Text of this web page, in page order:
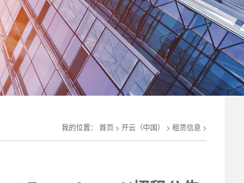
我的位置： 首页 > 开云（中国） > 租赁信息 >